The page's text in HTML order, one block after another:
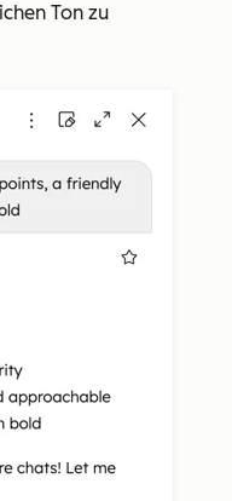
Ton zu